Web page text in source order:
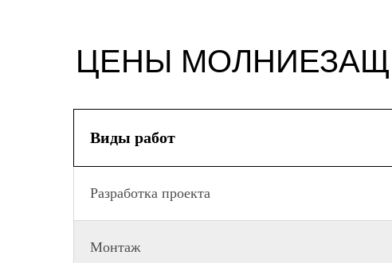
ЦЕНЫ
Виды работ
Разработка проекта
Монтаж